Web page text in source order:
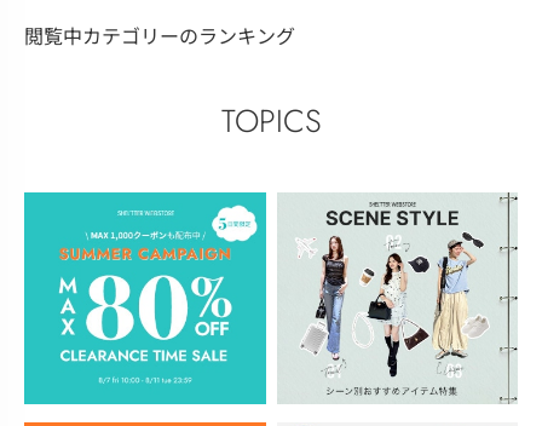
閲覧中カテゴリーのランキング
TOPICS